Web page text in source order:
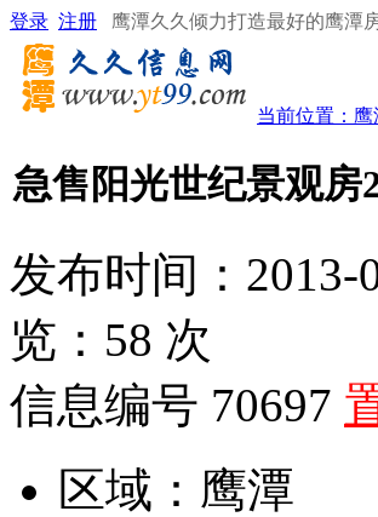
登录 注册 鹰潭久久倾力打造最好的鹰潭
当前位置： 鹰
急售阳光世纪景观房
发布时间：
览： 58 次
信息编号 70697
区域： 鹰潭